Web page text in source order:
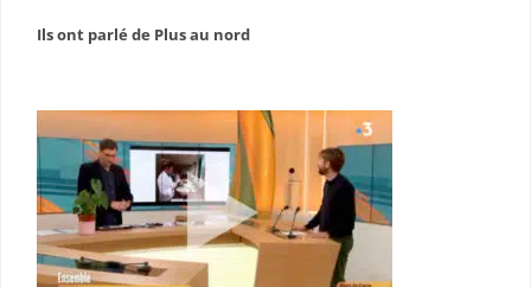
Ils ont parlé de Plus au nord